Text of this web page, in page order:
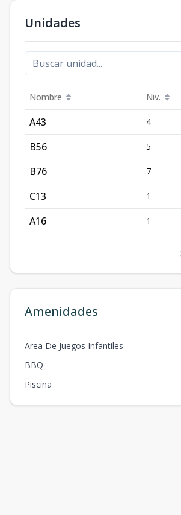
Unidades
Nombre Niv.
A43 4
B56 5
B76 7
C13 1
A16 1
Amenidades
Area De Juegos Infantiles
BBQ
Piscina